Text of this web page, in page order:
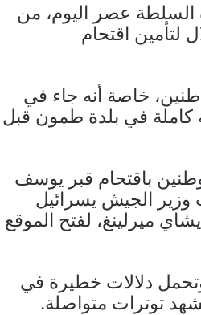
السلطة عصر اليوم، من
لتأمين اقتحام
خاصة أنه جاء في
كاملة في بلدة طمون قبل
باقتحام قبر يوسف
ضمّت وزير الجيش يسرائيل
ميرلينغ، لفتح الموقع
دلالات خطيرة في
توترات متواصلة.